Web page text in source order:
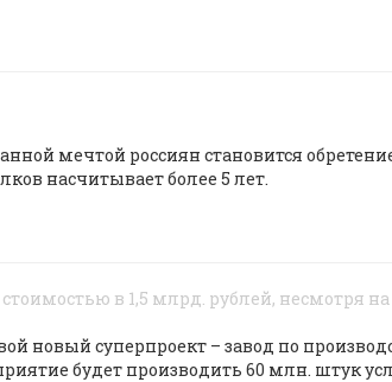
мечтой россиян становится
насчитывает более 5 лет.
в 1,5 млрд. рублей, несмотря
новый суперпроект – завод по
будет производить 60 млн. штук